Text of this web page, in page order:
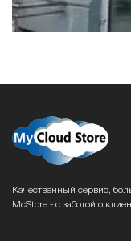
Качественный сервис,
McStore - с заботой о